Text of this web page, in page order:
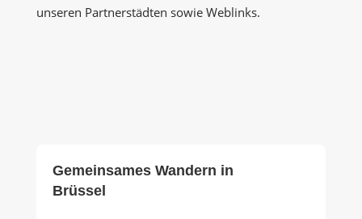
unseren Partnerstädten sowie Weblinks.
Gemeinsames Wandern in
Brüssel